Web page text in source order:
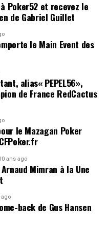
elle, a quasiment
grand champion
qui lebustait des
du jeu avaient été
joueur sponsorisé
d’une biographie
Mercier, Patrick
Montmirel —pour les
« Un livre, mais pour
américain à une
quant au jour
le passage de
les streaming
sur des blogs
circule. Elle
Poker52 et recevez le
de Gabriel Guillet
le Main Event des
alias« PEPEL56»,
de France RedCactus
le Mazagan Poker
ans ago
Mimran à la Une
ago
back de Gus Hansen